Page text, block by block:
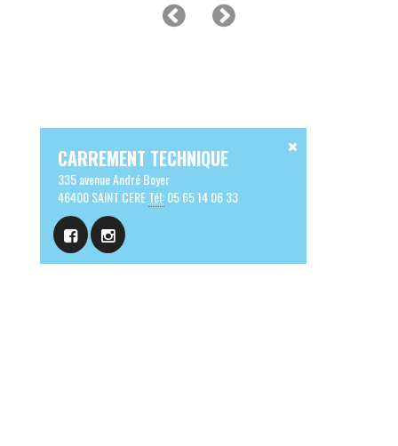
CARREMENT TECHNIQUE
335 avenue André Boyer
46400 SAINT CERETél:05 65 14 06 33